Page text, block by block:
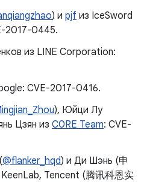
) и pjf из IceSword
2017-0445.
из LINE Corporation:
CVE-2017-0416.
), Юйци Лу
Цзян из C0RE Team: CVE-
@flanker_hqd) и Ди Шэнь (申
KeenLab, Tencent (腾讯科恩实